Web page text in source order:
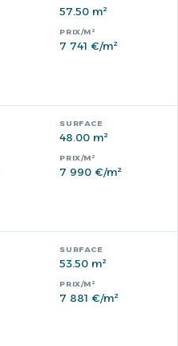
57.50 m²
7 741 €/m²
48.00 m²
7 990 €/m²
53.50 m²
7 881 €/m²